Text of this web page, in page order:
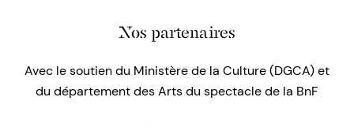
Nos partenaires
Avec le soutien du Ministère de la Culture (DGCA) et
du département des Arts du spectacle de la BnF